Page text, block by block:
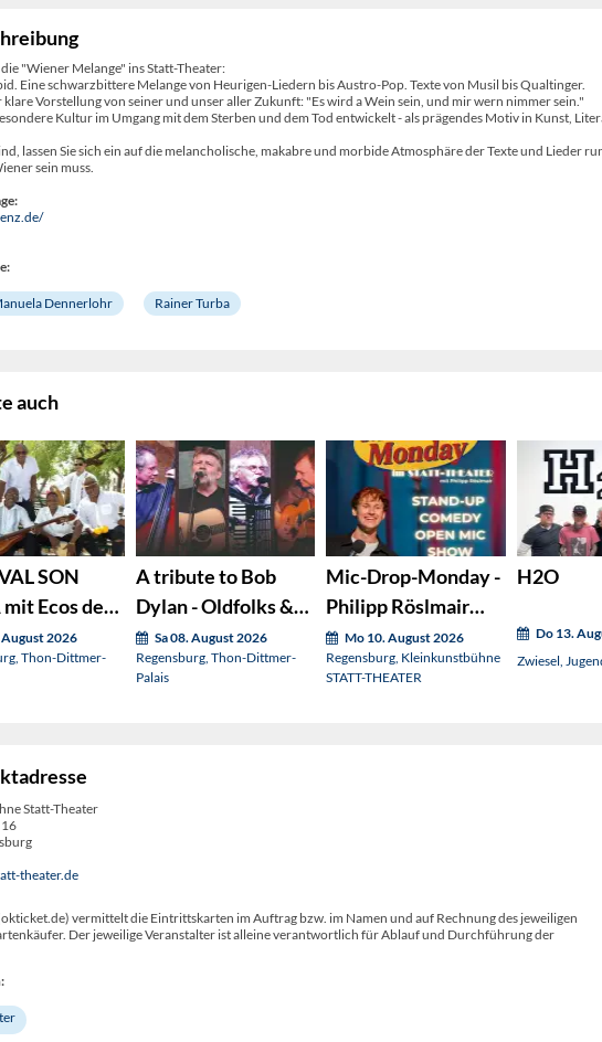
"Wiener Melange" ins Statt-Theater:
Eine schwarzbittere Melange von Heurigen-Liedern bis Austro-Pop. Texte von Musil bis Qualtinger.
Vorstellung von seiner und unser aller Zukunft: "Es wird a Wein sein, und mir wern nimmer sein."
Kultur im Umgang mit dem Sterben und dem Tod entwickelt - als prägendes Motiv in Kunst,
lassen Sie sich ein auf die melancholische, makabre und morbide Atmosphäre der Texte und Lieder
sein muss.
Dennerlohr Rainer Turba
auch
SON
Ecos de
2026
Thon-Dittmer-
A tribute to Bob
Dylan - Oldfolks &
Friends
Sa 08. August 2026
Regensburg, Thon-Dittmer-
Palais
Mic-Drop-Monday -
Philipp Röslmair
präsentiert:
Mo 10. August 2026
Regensburg, Kleinkunstbühne
STATT-THEATER
H2O
Do 13.
Zwiesel,
Statt-Theater
theater.de
vermittelt die Eintrittskarten im Auftrag bzw. im Namen und auf Rechnung des jeweiligen
Der jeweilige Veranstalter ist alleine verantwortlich für Ablauf und Durchführung der